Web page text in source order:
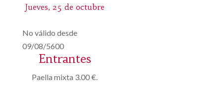
Jueves, 25 de octubre
No válido desde
09/08/5600
Entrantes
Paella mixta 3.00 €.